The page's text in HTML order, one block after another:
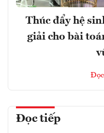
Thúc đẩy hệ
giải cho bài
Đọc tiếp